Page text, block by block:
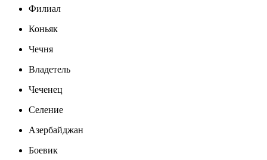
Филиал
Коньяк
Чечня
Владетель
Чеченец
Селение
Азербайджан
Боевик